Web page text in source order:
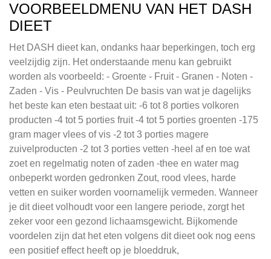
VOORBEELDMENU VAN HET DASH
DIEET
Het DASH dieet kan, ondanks haar beperkingen, toch erg
veelzijdig zijn. Het onderstaande menu kan gebruikt
worden als voorbeeld: - Groente - Fruit - Granen - Noten -
Zaden - Vis - Peulvruchten De basis van wat je dagelijks
het beste kan eten bestaat uit: -6 tot 8 porties volkoren
producten -4 tot 5 porties fruit -4 tot 5 porties groenten -175
gram mager vlees of vis -2 tot 3 porties magere
zuivelproducten -2 tot 3 porties vetten -heel af en toe wat
zoet en regelmatig noten of zaden -thee en water mag
onbeperkt worden gedronken Zout, rood vlees, harde
vetten en suiker worden voornamelijk vermeden. Wanneer
je dit dieet volhoudt voor een langere periode, zorgt het
zeker voor een gezond lichaamsgewicht. Bijkomende
voordelen zijn dat het eten volgens dit dieet ook nog eens
een positief effect heeft op je bloeddruk,